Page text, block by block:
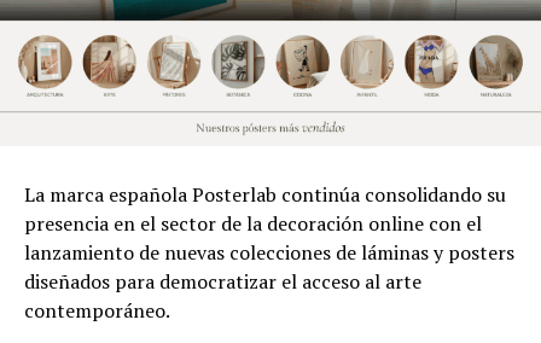
La marca española Posterlab continúa consolidando su
presencia en el sector de la decoración online con el
lanzamiento de nuevas colecciones de láminas y posters
diseñados para democratizar el acceso al arte
contemporáneo.